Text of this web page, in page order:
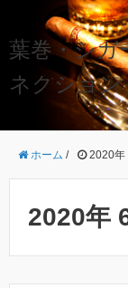
葉巻・シ
ネクション
ホーム / 2020年
2020年